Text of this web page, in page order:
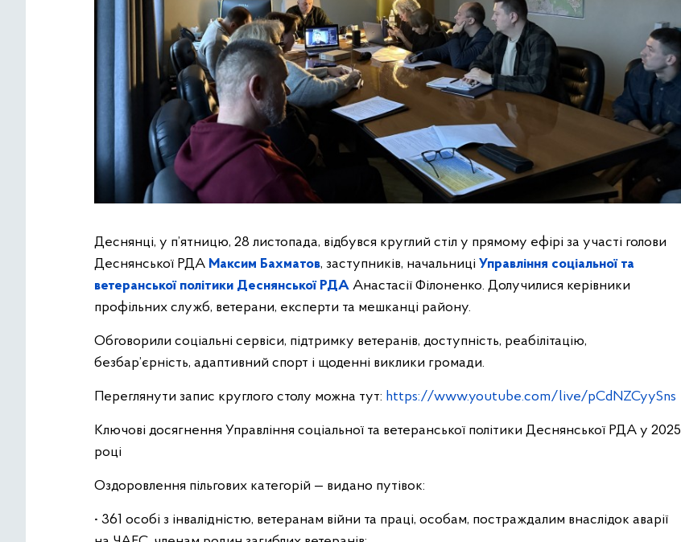
Деснянці, у п’ятницю, 28 листопада, відбувся круглий стіл у прямому ефірі за участі голови
Деснянської РДА Максим Бахматов, заступників, начальниці Управління соціальної та
ветеранської політики Деснянської РДА Анастасії Філоненко. Долучилися керівники
профільних служб, ветерани, експерти та мешканці району.
Обговорили соціальні сервіси, підтримку ветеранів, доступність, реабілітацію,
безбар’єрність, адаптивний спорт і щоденні виклики громади.
Переглянути запис круглого столу можна тут: https://www.youtube.com/live/pCdNZCyySns
Ключові досягнення Управління соціальної та ветеранської політики Деснянської РДА у 2025
році
Оздоровлення пільгових категорій — видано путівок:
• 361 особі з інвалідністю, ветеранам війни та праці, особам, постраждалим внаслідок аварії